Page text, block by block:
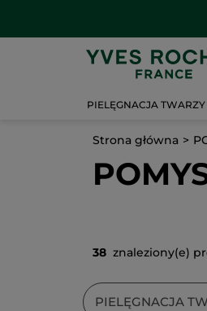
PIELĘGNACJA TWARZY
Strona główna
38 znaleziony(e)
PIELĘGNACJA